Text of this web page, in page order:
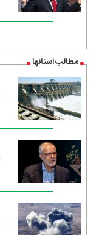
مطالب استانها